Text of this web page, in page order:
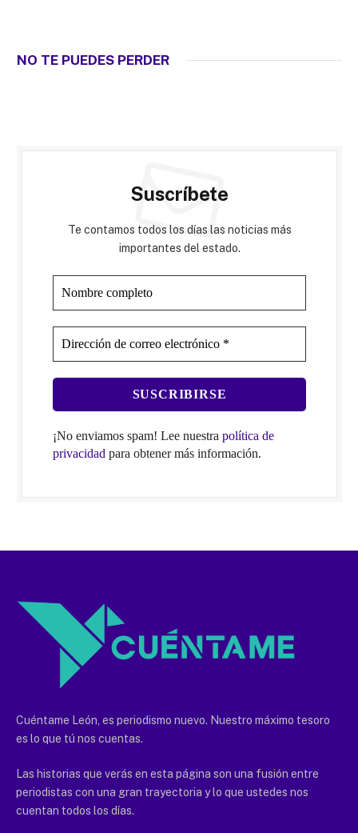
NO TE PUEDES PERDER
Suscríbete
Te contamos todos los días las noticias más
importantes del estado.
¡No enviamos spam! Lee nuestra política de
privacidad para obtener más información.
Cuéntame León, es periodismo nuevo. Nuestro máximo tesoro
es lo que tú nos cuentas.
Las historias que verás en esta página son una fusión entre
periodistas con una gran trayectoria y lo que ustedes nos
cuentan todos los días.